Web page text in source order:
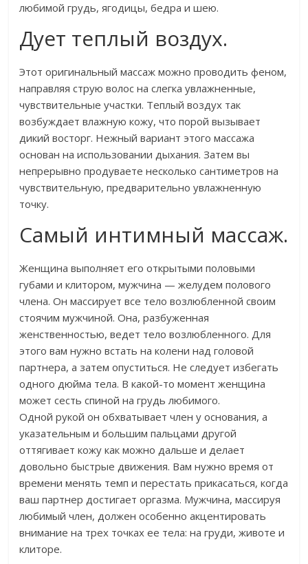
любимой грудь, ягодицы, бедра и шею.
Дует теплый воздух.
Этот оригинальный массаж можно проводить феном,
направляя струю волос на слегка увлажненные,
чувствительные участки. Теплый воздух так
возбуждает влажную кожу, что порой вызывает
дикий восторг. Нежный вариант этого массажа
основан на использовании дыхания. Затем вы
непрерывно продуваете несколько сантиметров на
чувствительную, предварительно увлажненную
точку.
Самый интимный массаж.
Женщина выполняет его открытыми половыми
губами и клитором, мужчина — желудем полового
члена. Он массирует все тело возлюбленной своим
стоячим мужчиной. Она, разбуженная
женственностью, ведет тело возлюбленного. Для
этого вам нужно встать на колени над головой
партнера, а затем опуститься. Не следует избегать
одного дюйма тела. В какой-то момент женщина
может сесть спиной на грудь любимого.
Одной рукой он обхватывает член у основания, а
указательным и большим пальцами другой
оттягивает кожу как можно дальше и делает
довольно быстрые движения. Вам нужно время от
времени менять темп и перестать прикасаться, когда
ваш партнер достигает оргазма. Мужчина, массируя
любимый член, должен особенно акцентировать
внимание на трех точках ее тела: на груди, животе и
клиторе.